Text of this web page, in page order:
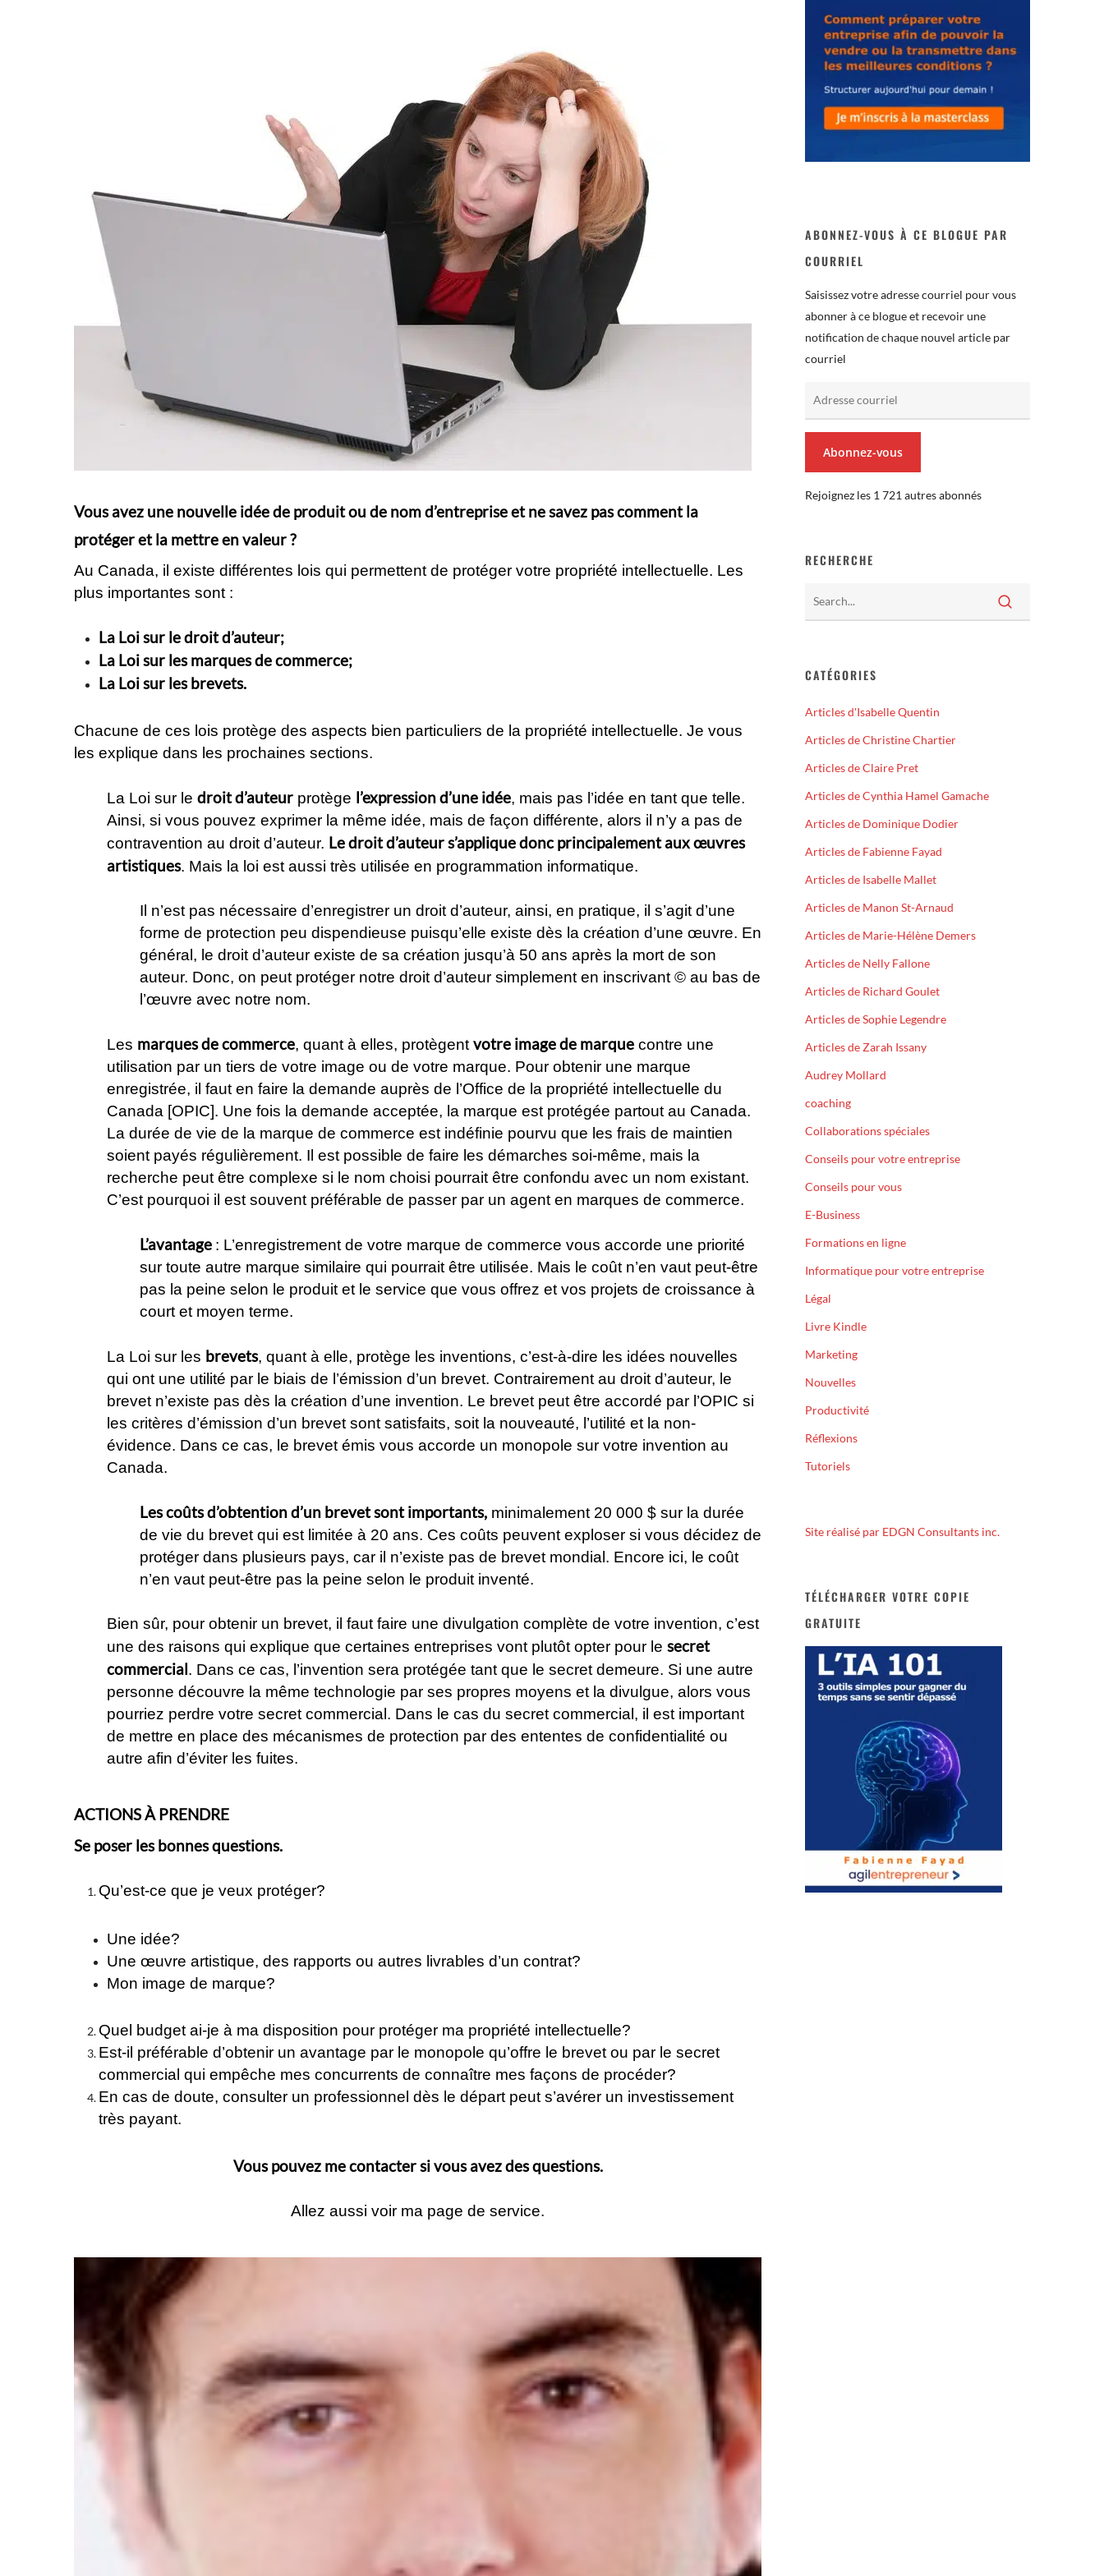
Vous avez une nouvelle idée de produit ou de nom d’entreprise et ne savez pas comment la
protéger et la mettre en valeur ?
Au Canada, il existe différentes lois qui permettent de protéger votre propriété intellectuelle. Les
plus importantes sont :
La Loi sur le droit d’auteur;
La Loi sur les marques de commerce;
La Loi sur les brevets.
Chacune de ces lois protège des aspects bien particuliers de la propriété intellectuelle. Je vous
les explique dans les prochaines sections.
La Loi sur le droit d’auteur protège l’expression d’une idée, mais pas l’idée en tant que telle.
Ainsi, si vous pouvez exprimer la même idée, mais de façon différente, alors il n’y a pas de
contravention au droit d’auteur. Le droit d’auteur s’applique donc principalement aux œuvres
artistiques. Mais la loi est aussi très utilisée en programmation informatique.
Il n’est pas nécessaire d’enregistrer un droit d’auteur, ainsi, en pratique, il s’agit d’une
forme de protection peu dispendieuse puisqu’elle existe dès la création d’une œuvre. En
général, le droit d’auteur existe de sa création jusqu’à 50 ans après la mort de son
auteur. Donc, on peut protéger notre droit d’auteur simplement en inscrivant © au bas de
l’œuvre avec notre nom.
Les marques de commerce, quant à elles, protègent votre image de marque contre une
utilisation par un tiers de votre image ou de votre marque. Pour obtenir une marque
enregistrée, il faut en faire la demande auprès de l’Office de la propriété intellectuelle du
Canada [OPIC]. Une fois la demande acceptée, la marque est protégée partout au Canada.
La durée de vie de la marque de commerce est indéfinie pourvu que les frais de maintien
soient payés régulièrement. Il est possible de faire les démarches soi-même, mais la
recherche peut être complexe si le nom choisi pourrait être confondu avec un nom existant.
C’est pourquoi il est souvent préférable de passer par un agent en marques de commerce.
L’avantage : L’enregistrement de votre marque de commerce vous accorde une priorité
sur toute autre marque similaire qui pourrait être utilisée. Mais le coût n’en vaut peut-être
pas la peine selon le produit et le service que vous offrez et vos projets de croissance à
court et moyen terme.
La Loi sur les brevets, quant à elle, protège les inventions, c’est-à-dire les idées nouvelles
qui ont une utilité par le biais de l’émission d’un brevet. Contrairement au droit d’auteur, le
brevet n’existe pas dès la création d’une invention. Le brevet peut être accordé par l’OPIC si
les critères d’émission d’un brevet sont satisfaits, soit la nouveauté, l’utilité et la non-
évidence. Dans ce cas, le brevet émis vous accorde un monopole sur votre invention au
Canada.
Les coûts d’obtention d’un brevet sont importants, minimalement 20 000 $ sur la durée
de vie du brevet qui est limitée à 20 ans. Ces coûts peuvent exploser si vous décidez de
protéger dans plusieurs pays, car il n’existe pas de brevet mondial. Encore ici, le coût
n’en vaut peut-être pas la peine selon le produit inventé.
Bien sûr, pour obtenir un brevet, il faut faire une divulgation complète de votre invention, c’est
une des raisons qui explique que certaines entreprises vont plutôt opter pour le secret
commercial. Dans ce cas, l’invention sera protégée tant que le secret demeure. Si une autre
personne découvre la même technologie par ses propres moyens et la divulgue, alors vous
pourriez perdre votre secret commercial. Dans le cas du secret commercial, il est important
de mettre en place des mécanismes de protection par des ententes de confidentialité ou
autre afin d’éviter les fuites.
ACTIONS À PRENDRE
Se poser les bonnes questions.
Qu’est-ce que je veux protéger?
Une idée?
Une œuvre artistique, des rapports ou autres livrables d’un contrat?
Mon image de marque?
Quel budget ai-je à ma disposition pour protéger ma propriété intellectuelle?
Est-il préférable d’obtenir un avantage par le monopole qu’offre le brevet ou par le secret
commercial qui empêche mes concurrents de connaître mes façons de procéder?
En cas de doute, consulter un professionnel dès le départ peut s’avérer un investissement
très payant.
Vous pouvez me contacter si vous avez des questions.
Allez aussi voir ma page de service.
ABONNEZ-VOUS À CE BLOGUE PAR
COURRIEL
Saisissez votre adresse courriel pour vous
abonner à ce blogue et recevoir une
notification de chaque nouvel article par
courriel
Abonnez-vous
Rejoignez les 1 721 autres abonnés
RECHERCHE
CATÉGORIES
Articles d'Isabelle Quentin
Articles de Christine Chartier
Articles de Claire Pret
Articles de Cynthia Hamel Gamache
Articles de Dominique Dodier
Articles de Fabienne Fayad
Articles de Isabelle Mallet
Articles de Manon St-Arnaud
Articles de Marie-Hélène Demers
Articles de Nelly Fallone
Articles de Richard Goulet
Articles de Sophie Legendre
Articles de Zarah Issany
Audrey Mollard
coaching
Collaborations spéciales
Conseils pour votre entreprise
Conseils pour vous
E-Business
Formations en ligne
Informatique pour votre entreprise
Légal
Livre Kindle
Marketing
Nouvelles
Productivité
Réflexions
Tutoriels
Site réalisé par EDGN Consultants inc.
TÉLÉCHARGER VOTRE COPIE
GRATUITE